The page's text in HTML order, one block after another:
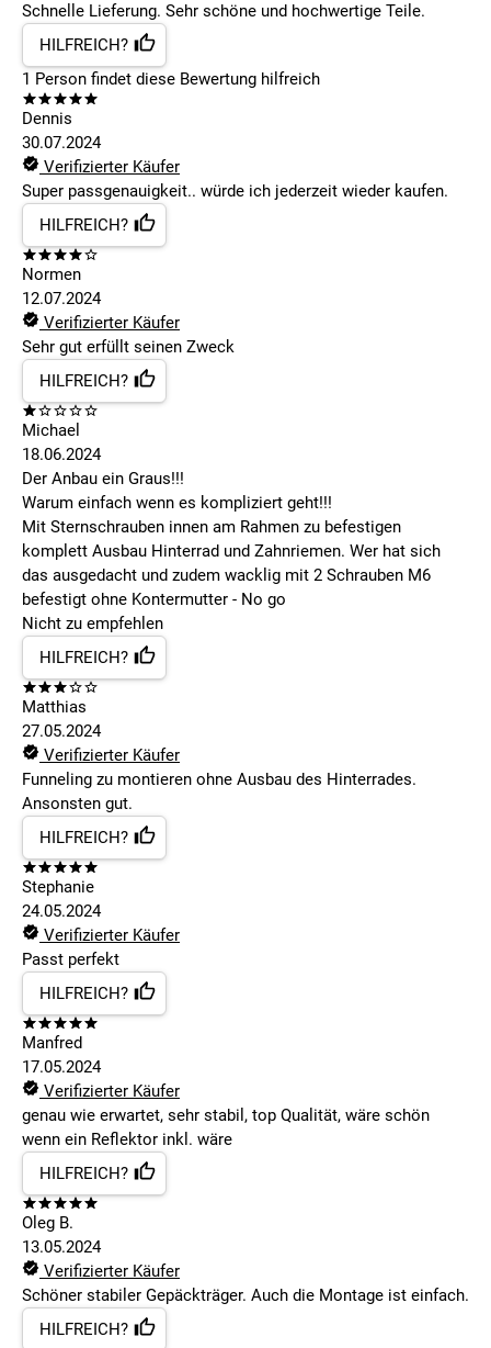
Schnelle Lieferung. Sehr schöne und hochwertige Teile.
HILFREICH?
1 Person findet diese Bewertung hilfreich
Dennis
30.07.2024
Verifizierter Käufer
Super passgenauigkeit.. würde ich jederzeit wieder kaufen.
HILFREICH?
Normen
12.07.2024
Verifizierter Käufer
Sehr gut erfüllt seinen Zweck
HILFREICH?
Michael
18.06.2024
Der Anbau ein Graus!!!
Warum einfach wenn es kompliziert geht!!!
Mit Sternschrauben innen am Rahmen zu befestigen
komplett Ausbau Hinterrad und Zahnriemen. Wer hat sich
das ausgedacht und zudem wacklig mit 2 Schrauben M6
befestigt ohne Kontermutter - No go
Nicht zu empfehlen
HILFREICH?
Matthias
27.05.2024
Verifizierter Käufer
Funneling zu montieren ohne Ausbau des Hinterrades.
Ansonsten gut.
HILFREICH?
Stephanie
24.05.2024
Verifizierter Käufer
Passt perfekt
HILFREICH?
Manfred
17.05.2024
Verifizierter Käufer
genau wie erwartet, sehr stabil, top Qualität, wäre schön
wenn ein Reflektor inkl. wäre
HILFREICH?
Oleg B.
13.05.2024
Verifizierter Käufer
Schöner stabiler Gepäckträger. Auch die Montage ist einfach.
HILFREICH?